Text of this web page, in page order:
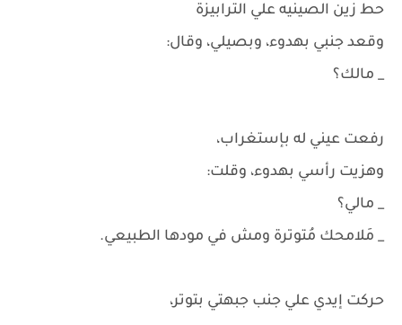
حط زين الصينيه علي الترابيزة
وقعد جنبي بهدوء، وبصيلي، وقال:
_ مالك؟
رفعت عيني له بإستغراب،
وهزيت رأسي بهدوء، وقلت:
_ مالي؟
_ مَلامحك مُتوترة ومش في مودها الطبيعي.
حركت إيدي علي جنب جبهتي بتوتر،